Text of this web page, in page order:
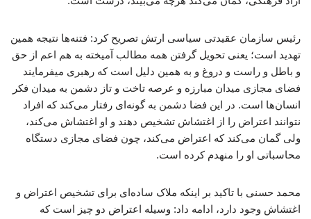
رئیس سازمان عقیدتی سیاسی ارتش تصریح کرد: فتنه‌ها نتیجه همین
تهدید است؛ یعنی تحویل گرفتن همه مطالب آمیخته به هم اعم از حق
و باطل و راست و دروغ و به همین دلیل است که رهبری میفرمایند
فضای مجازی میدان مبارزه و عرصه تاخت و تاز دشمن به میدان فکر
انسان‌ها است. در این فضا دشمن به گونه‌ای رفتار می‌کند که افراد
نتوانند اعتراض را از اغتشاش تشخیص دهند و او اغتشاش می‌کند،
ولی گمان می‌کند که اعتراض می‌کند، چون فضای مجازی دستگاه
محاسباتی او را منهدم کرده است.
محمد حسنی با تاکید بر اینکه ملاک ساده‌ای برای تشخیص اعتراض و
اغتشاش وجود دارد، ادامه داد: وسیله اعتراض دو چیز است که